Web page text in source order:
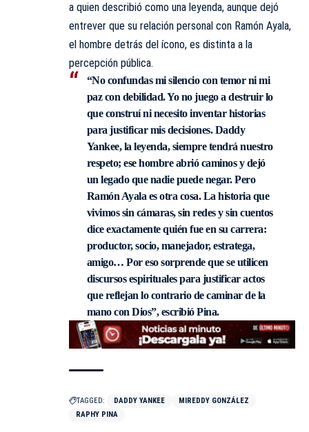
a quien describió como una leyenda, aunque dejó
entrever que su relación personal con Ramón Ayala,
el hombre detrás del ícono, es distinta a la
percepción pública.
“No confundas mi silencio con temor ni mi
paz con debilidad. Yo no juego a destruir lo
que construí ni necesito inventar historias
para justificar mis decisiones. Daddy
Yankee, la leyenda, siempre tendrá nuestro
respeto; ese hombre abrió caminos y dejó
un legado que nadie puede negar. Pero
Ramón Ayala es otra cosa. La historia que
vivimos sin cámaras, sin redes y sin cuentos
dice exactamente quién fue en su carrera:
productor, socio, manejador, estratega,
amigo… Por eso sorprende que se utilicen
discursos espirituales para justificar actos
que reflejan lo contrario de caminar de la
mano con Dios”, escribió Pina.
TAGGED: DADDY YANKEE
MIREDDY GONZÁLEZ
RAPHY PINA